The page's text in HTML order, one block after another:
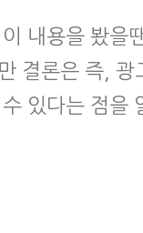
내용을 봤을
결론은 즉, 광
있다는 점을